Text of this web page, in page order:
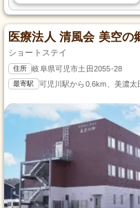
医療法人 清風会 美空の
ショートステイ
住所 岐阜県可児市土田2055-28
最寄駅 可児川駅から0.6km、美濃